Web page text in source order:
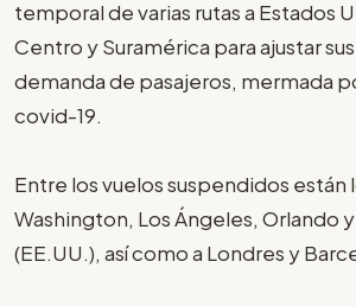
temporal de varias rutas a Estados
Centro y Suramérica para ajustar
demanda de pasajeros, mermada
covid-19.
Entre los vuelos suspendidos están
Washington, Los Ángeles, Orlando
(EE.UU.), así como a Londres y